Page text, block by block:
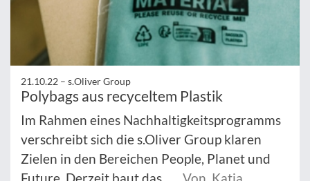
21.10.22 – s.Oliver Group
Polybags aus recyceltem Plastik
Im Rahmen eines Nachhaltigkeitsprogramms
verschreibt sich die s.Oliver Group klaren
Zielen in den Bereichen People, Planet und